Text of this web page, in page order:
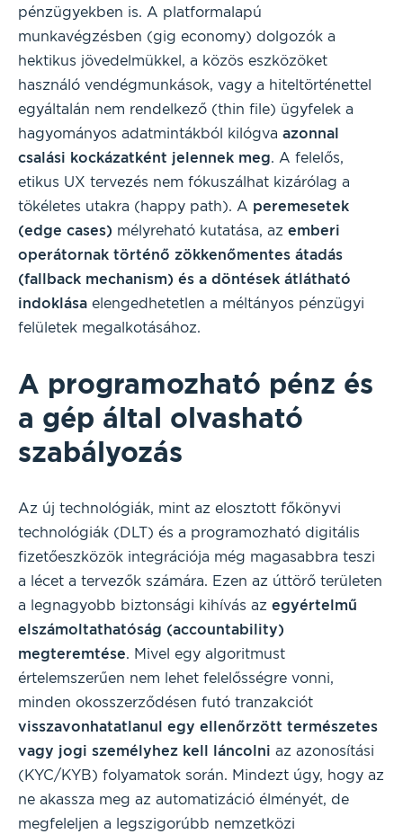
pénzügyekben is. A platformalapú
munkavégzésben (gig economy) dolgozók a
hektikus jövedelmükkel, a közös eszközöket
használó vendégmunkások, vagy a hiteltörténettel
egyáltalán nem rendelkező (thin file) ügyfelek a
hagyományos adatmintákból kilógva azonnal
csalási kockázatként jelennek meg. A felelős,
etikus UX tervezés nem fókuszálhat kizárólag a
tökéletes utakra (happy path). A peremesetek
(edge cases) mélyreható kutatása, az emberi
operátornak történő zökkenőmentes átadás
(fallback mechanism) és a döntések átlátható
indoklása elengedhetetlen a méltányos pénzügyi
felületek megalkotásához.
A programozható pénz és
a gép által olvasható
szabályozás
Az új technológiák, mint az elosztott főkönyvi
technológiák (DLT) és a programozható digitális
fizetőeszközök integrációja még magasabbra teszi
a lécet a tervezők számára. Ezen az úttörő területen
a legnagyobb biztonsági kihívás az egyértelmű
elszámoltathatóság (accountability)
megteremtése. Mivel egy algoritmust
értelemszerűen nem lehet felelősségre vonni,
minden okosszerződésen futó tranzakciót
visszavonhatatlanul egy ellenőrzött természetes
vagy jogi személyhez kell láncolni az azonosítási
(KYC/KYB) folyamatok során. Mindezt úgy, hogy az
ne akassza meg az automatizáció élményét, de
megfeleljen a legszigorúbb nemzetközi